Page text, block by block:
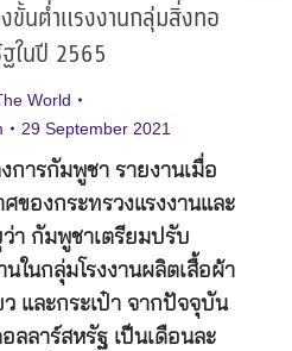
ขั้นต่ำแรงงานกลุ่มสิ่งทอ
ในปี 2565
World
29 September 2021
การกัมพูชา รายงานเมื่อ
ของกระทรวงแรงงานและ
า กัมพูชาเตรียมปรับ
ในกลุ่มโรงงานผลิตเสื้อผ้า
และกระเป๋า จากปัจจุบัน
ลลาร์สหรัฐ เป็นเดือนละ